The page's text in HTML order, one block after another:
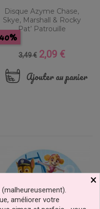
Disque Azyme Chase,
Skye, Marshall & Rocky
Pat’ Patrouille
Prix
base
3,49 € Prix
2,09 €
Ajouter au panier
×
améliorer votre